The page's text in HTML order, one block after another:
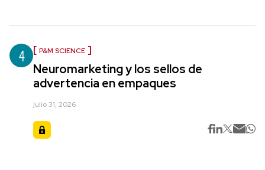
4 P&M SCIENCE
Neuromarketing y los sellos de
advertencia en empaques
julio 31, 2026